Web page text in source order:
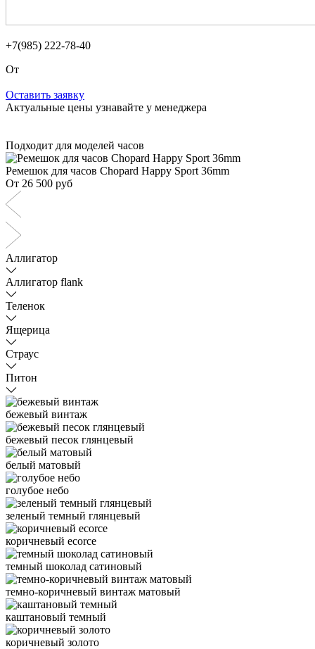
+7(985) 222-78-40
От
Оставить заявку
Актуальные цены узнавайте у менеджера
Подходит для моделей часов
Ремешок для часов Chopard Happy Sport 36mm
От 26 500 руб
Аллигатор
Аллигатор flank
Теленок
Ящерица
Страус
Питон
бежевый винтаж
бежевый песок глянцевый
белый матовый
голубое небо
зеленый темный глянцевый
коричневый ecorce
темный шоколад сатиновый
темно-коричневый винтаж матовый
каштановый темный
коричневый золото